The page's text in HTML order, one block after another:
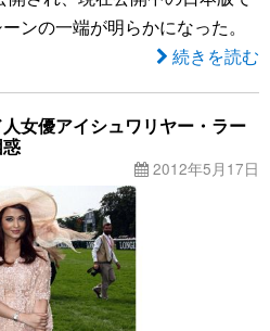
ンの一端が明らかになった。
続きを読む
女優アイシュワリヤー・ラー
2012年5月17日